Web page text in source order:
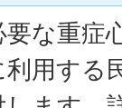
な重症
用する